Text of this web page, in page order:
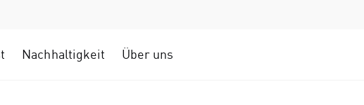
Nachhaltigkeit Über uns